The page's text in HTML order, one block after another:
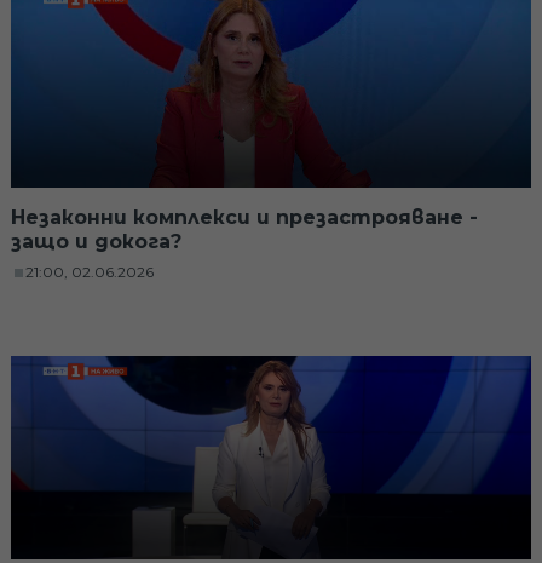
Незаконни комплекси и презастрояване -
защо и докога?
21:00, 02.06.2026